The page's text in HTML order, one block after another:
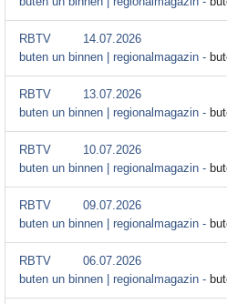
RBTV
14.07.2026
buten un binnen | regionalmagazin -
RBTV
13.07.2026
buten un binnen | regionalmagazin -
RBTV
10.07.2026
buten un binnen | regionalmagazin -
RBTV
09.07.2026
buten un binnen | regionalmagazin -
RBTV
06.07.2026
buten un binnen | regionalmagazin -